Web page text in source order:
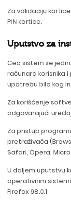
Za validaciju
PIN kartice.
Uputstvo za
Ceo sistem se
računara korisnika
upotrebu bilo kog
Za korišćenje
odgovarajući
Za pristup
pretraživača
Safari, Opera,
U daljem uputstvu
operativnim
Firefox 98.0.1